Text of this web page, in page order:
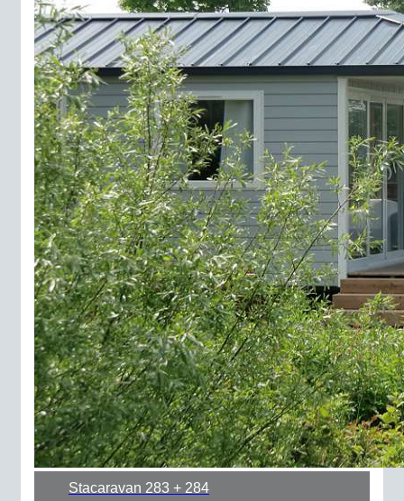
Stacaravan 283 + 284